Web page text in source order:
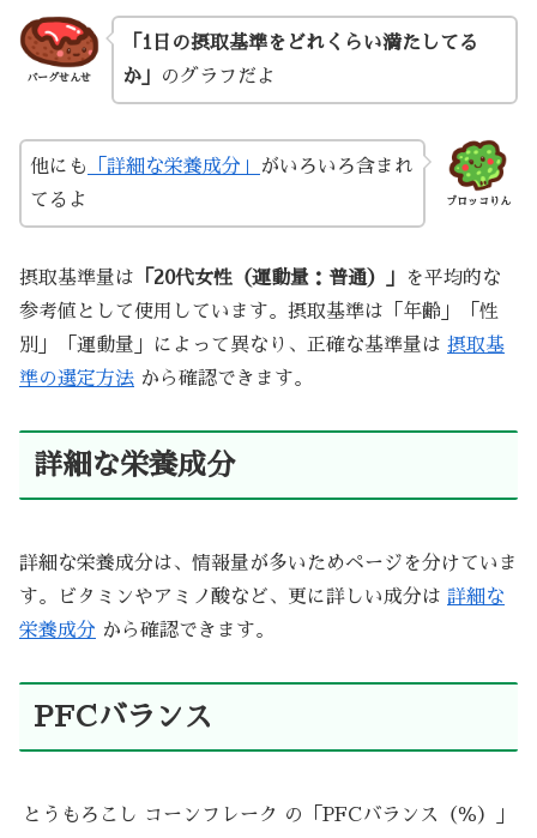
バーグせんせ
「1日の摂取基準をどれくらい満たしてる
か」
のグラフだよ
ブロッコりん
他にも 「詳細な栄養成分」
がいろいろ含まれ
てるよ
摂取基準量は 「20代女性（運動量：普通）」
を平均的な
参考値として使用しています。摂取基準は「年齢」「性
別」「運動量」によって異なり、正確な基準量は 摂取基
準の選定方法 から確認できます。
詳細な栄養成分
詳細な栄養成分は、情報量が多いためページを分けていま
す。ビタミンやアミノ酸など、更に詳しい成分は 詳細な
栄養成分 から確認できます。
PFCバランス
とうもろこし コーンフレーク の「PFCバランス（％）」